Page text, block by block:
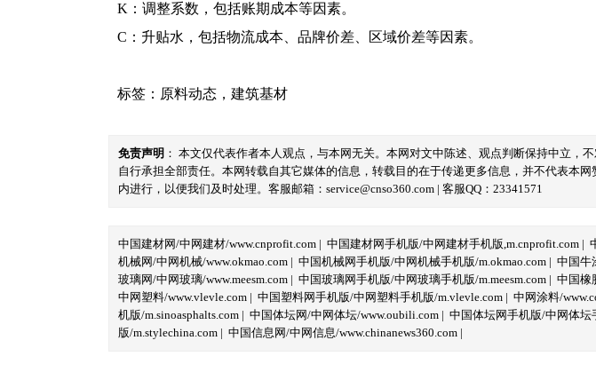
K：调整系数，包括账期成本等因素。
C：升贴水，包括物流成本、品牌价差、区域价差等因素。
标签： 原料动态 ， 建筑基材
免责声明 ： 本文仅代表作者本人观点，与本网无关。本网对文中陈述、观点判断保持中立
自行承担全部责任。本网转载自其它媒体的信息，转载目的在于传递更多信息，并不代表本
内进行，以便我们及时处理。客服邮箱：service@cnso360.com | 客服QQ：23341571
中国建材网/中网建材/www.cnprofit.com | 中国建材网手机版/中网建材手机版,m.cnprofit.com |
机械网/中网机械/www.okmao.com | 中国机械网手机版/中网机械手机版/m.okmao.com | 中国牛
玻璃网/中网玻璃/www.meesm.com | 中国玻璃网手机版/中网玻璃手机版/m.meesm.com | 中国橡
中网塑料/www.vlevle.com | 中国塑料网手机版/中网塑料手机版/m.vlevle.com | 中网涂料/
机版/m.sinoasphalts.com | 中国体坛网/中网体坛/www.oubili.com | 中国体坛网手机版/中网体坛
版/m.stylechina.com | 中国信息网/中网信息/www.chinanews360.com |